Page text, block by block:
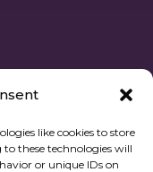
like cookies to store
these technologies will
or unique IDs on